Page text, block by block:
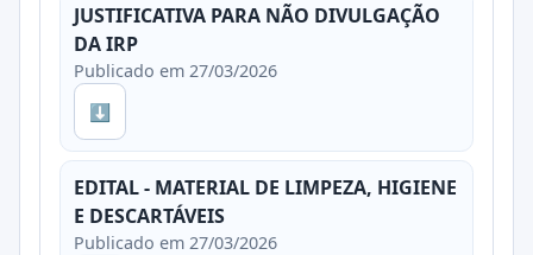
JUSTIFICATIVA PARA NÃO DIVULGAÇÃO
DA IRP
Publicado em 27/03/2026
⬇
EDITAL - MATERIAL DE LIMPEZA, HIGIENE
E DESCARTÁVEIS
Publicado em 27/03/2026